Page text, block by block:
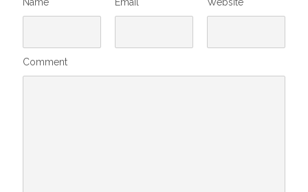
Name Email Website
Comment